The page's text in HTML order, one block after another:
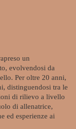
un
evolvendosi da
Per oltre 20 anni,
distinguendosi tra le
di rilievo a livello
di allenatrice,
ed esperienze ai